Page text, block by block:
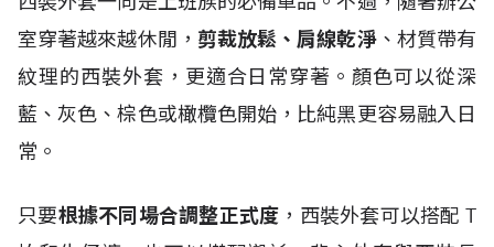
室穿著越來越休閒， 剪裁放鬆、肩線乾淨、材質帶有
紋理的西裝外套，更適合日常穿著。顏色可以從深
藍、灰色、棕色或橄欖色開始，比純黑更容易融入日
常。
只要根據不同場合調整正式度 ，西裝外套可以搭配 T